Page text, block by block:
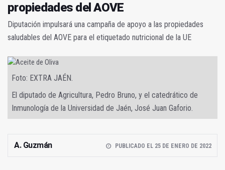
propiedades del AOVE
Diputación impulsará una campaña de apoyo a las propiedades
saludables del AOVE para el etiquetado nutricional de la UE
Foto: EXTRA JAÉN.
El diputado de Agricultura, Pedro Bruno, y el catedrático de
Inmunología de la Universidad de Jaén, José Juan Gaforio.
A. Guzmán PUBLICADO EL 25 DE ENERO DE 2022